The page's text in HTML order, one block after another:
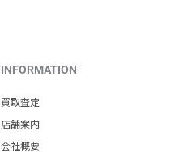
INFORMATION
買取査定
店舗案内
会社概要